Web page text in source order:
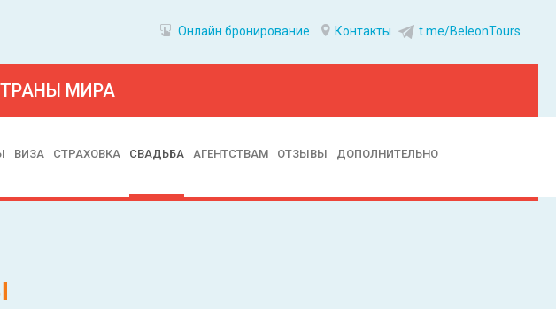
Онлайн бронирование Контакты t.me/BeleonTours
МИРА
ВИЗА СТРАХОВКА СВАДЬБА АГЕНТСТВАМ ОТЗЫВЫ ДОПОЛНИТЕЛЬНО